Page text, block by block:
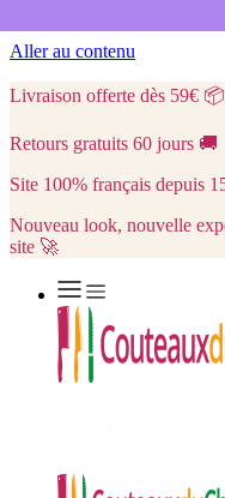
Aller au contenu
Livraison offerte dès 59€ 📦
Retours gratuits 60 jours 🚚
Site 100% français depuis
Nouveau look, nouvelle
site 🚀